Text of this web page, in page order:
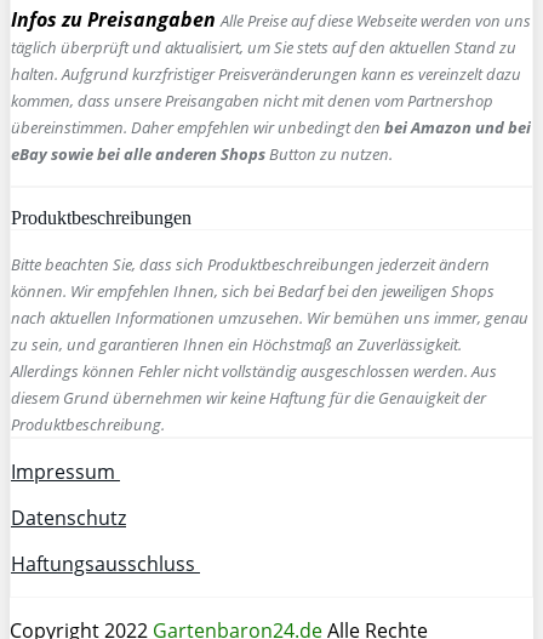
Infos zu Preisangaben Alle Preise auf diese Webseite werden von uns
täglich überprüft und aktualisiert, um Sie stets auf den aktuellen Stand zu
halten. Aufgrund kurzfristiger Preisveränderungen kann es vereinzelt dazu
kommen, dass unsere Preisangaben nicht mit denen vom Partnershop
übereinstimmen. Daher empfehlen wir unbedingt den bei Amazon und bei
eBay sowie bei alle anderen ShopsButton zu nutzen.
Produktbeschreibungen
Bitte beachten Sie, dass sich Produktbeschreibungen jederzeit ändern
können. Wir empfehlen Ihnen, sich bei Bedarf bei den jeweiligen Shops
nach aktuellen Informationen umzusehen. Wir bemühen uns immer, genau
zu sein, und garantieren Ihnen ein Höchstmaß an Zuverlässigkeit.
Allerdings können Fehler nicht vollständig ausgeschlossen werden. Aus
diesem Grund übernehmen wir keine Haftung für die Genauigkeit der
Produktbeschreibung.
Impressum
Datenschutz
Haftungsausschluss
Copyright 2022 Gartenbaron24.deAlle Rechte